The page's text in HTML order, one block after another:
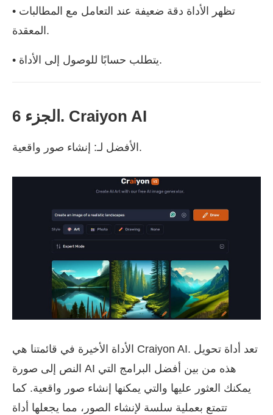
• تظهر الأداة دقة ضعيفة عند التعامل مع المطالبات
المعقدة.
• يتطلب حسابًا للوصول إلى الأداة.
الجزء 6. Craiyon AI
الأفضل لـ: إنشاء صور واقعية.
الأداة الأخيرة في قائمتنا هي Craiyon AI. تعد أداة تحويل
النص إلى صورة AI هذه من بين أفضل البرامج التي
يمكنك العثور عليها والتي يمكنها إنشاء صور واقعية. كما
تتمتع بعملية سلسة لإنشاء الصور، مما يجعلها أداة